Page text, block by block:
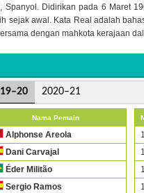
Spanyol. Didirikan pada 6 Maret
sejak awal. Kata Real adalah
dengan mahkota kerajaan
2020–21
Nama Pemain
Alphonse Areola
Dani Carvajal
Éder Militão
Sergio Ramos